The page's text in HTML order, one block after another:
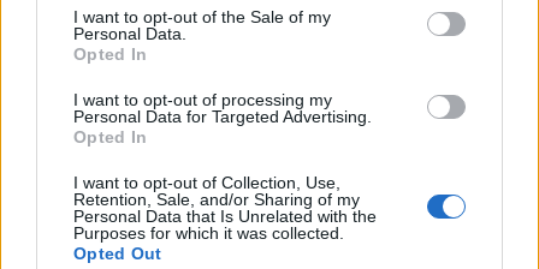
I want to opt-out of the Sale of my
Personal Data.
Opted In
I want to opt-out of processing my
Personal Data for Targeted Advertising.
Opted In
I want to opt-out of Collection, Use,
Retention, Sale, and/or Sharing of my
Personal Data that Is Unrelated with the
Purposes for which it was collected.
Opted Out
0 Scozia